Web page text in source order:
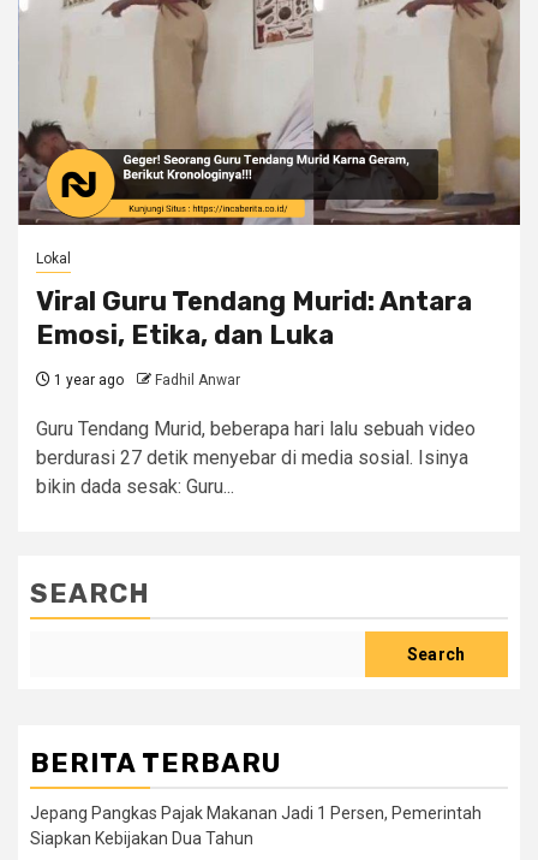
Lokal
Viral Guru Tendang Murid: Antara
Emosi, Etika, dan Luka
1 year ago Fadhil Anwar
Guru Tendang Murid, beberapa hari lalu sebuah video
berdurasi 27 detik menyebar di media sosial. Isinya
bikin dada sesak: Guru...
SEARCH
Search
BERITA TERBARU
Jepang Pangkas Pajak Makanan Jadi 1 Persen, Pemerintah
Siapkan Kebijakan Dua Tahun